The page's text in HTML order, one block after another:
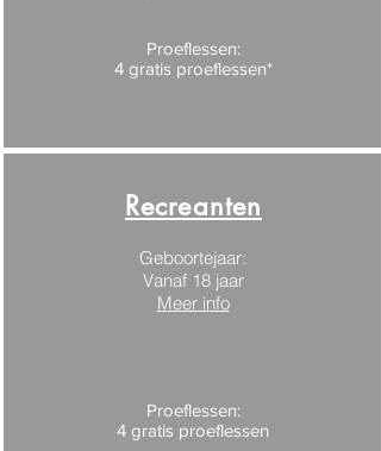
Proeflessen:
4 gratis proeflessen*
Recreanten
Geboortejaar:
Vanaf 18 jaar
Meer info
Proeflessen:
4 gratis proeflessen